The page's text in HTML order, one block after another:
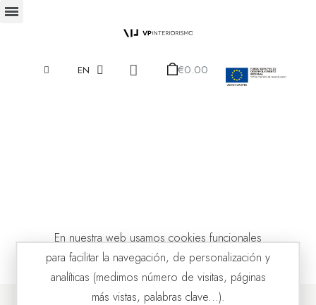
EN €0.00
En nuestra web usamos cookies funcionales
para facilitar la navegación, de personalización y
analíticas (medimos número de visitas, páginas
más vistas, palabras clave...).